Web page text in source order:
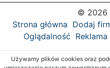
© 2026
Strona główna Dodaj
Oglądalność Reklama
Używamy plików cookies oraz